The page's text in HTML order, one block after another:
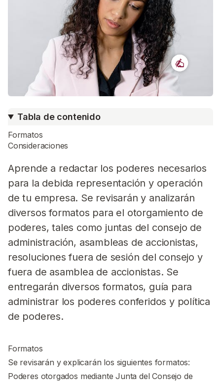
Tabla de contenido
Formatos
Consideraciones
Aprende a redactar los poderes necesarios
para la debida representación y operación
de tu empresa. Se revisarán y analizarán
diversos formatos para el otorgamiento de
poderes, tales como juntas del consejo de
administración, asambleas de accionistas,
resoluciones fuera de sesión del consejo y
fuera de asamblea de accionistas. Se
entregarán diversos formatos, guía para
administrar los poderes conferidos y política
de poderes.
Formatos
Se revisarán y explicarán los siguientes formatos:
Poderes otorgados mediante Junta del Consejo de